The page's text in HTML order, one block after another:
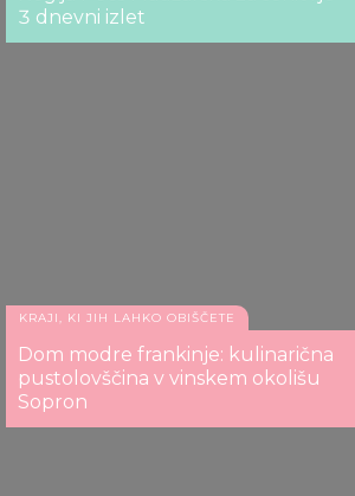
3 dnevni izlet
KRAJI, KI JIH LAHKO OBIŠČETE
Dom modre frankinje: kulinarična
pustolovščina v vinskem okolišu
Sopron